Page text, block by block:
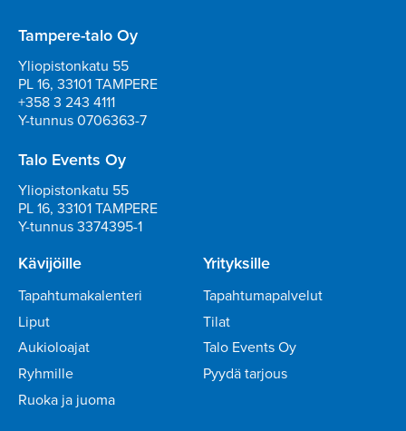
Tampere-talo Oy
Yliopistonkatu 55
PL 16, 33101 TAMPERE
+358 3 243 4111
Y-tunnus 0706363-7
Talo Events Oy
Yliopistonkatu 55
PL 16, 33101 TAMPERE
Y-tunnus 3374395-1
Kävijöille
Tapahtumakalenteri
Liput
Aukioloajat
Ryhmille
Ruoka ja juoma
Yrityksille
Tapahtumapalvelut
Tilat
Talo Events Oy
Pyydä tarjous